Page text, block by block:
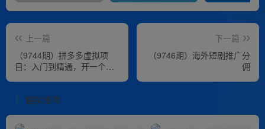
上一篇
（9744期）拼多多虚拟项
目：入门到精通，开一个月
下一篇
（9746期）海外短剧推广分
佣
相关推荐